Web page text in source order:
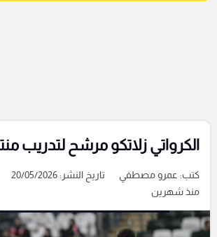
الكرواتي زلاتكو مرشح لتدريب
كتب: عمرو مصطفي تاريخ النشر: 20/05/2026
منذ شهرين